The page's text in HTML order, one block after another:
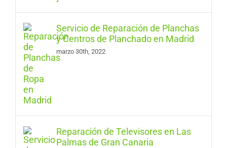
Servicio de Reparación de Planchas
y Centros de Planchado en Madrid
marzo 30th, 2022
Reparación de Televisores en Las
Palmas de Gran Canaria